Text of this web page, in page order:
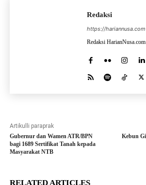
Redaksi
https://hariannusa.com
Redaksi HarianNusa.com
Artikulli paraprak
Gubernur dan Wamen ATR/BPN
bagi 1689 Sertifikat Tanah kepada
Masyarakat NTB
Kebun
RELATED ARTICLES